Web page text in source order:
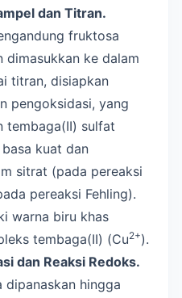
dan Titran.
fruktosa
dimasukkan ke dalam
titran, disiapkan
pengoksidasi, yang
tembaga(II) sulfat
kuat dan
sitrat (pada pereaksi
pereaksi Fehling).
warna biru khas
tembaga(II) (Cu2+).
dan Reaksi Redoks.
dipanaskan hingga